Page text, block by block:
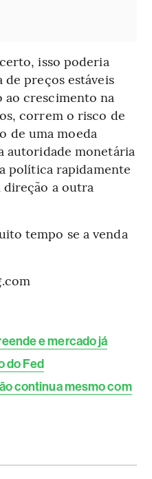
isso poderia
preços estáveis
ao crescimento na
correm o risco de
de uma moeda
autoridade monetária
política rapidamente
direção a outra
tempo se a venda
e mercado já
do Fed
continua mesmo com